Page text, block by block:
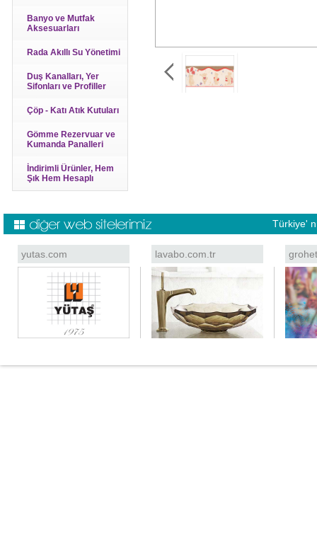
Banyo ve Mutfak
Aksesuarları
Rada Akıllı Su Yönetimi
Duş Kanalları, Yer
Sifonları ve Profiller
Çöp - Katı Atık Kutuları
Gömme Rezervuar ve
Kumanda Panalleri
İndirimli Ürünler, Hem
Şık Hem Hesaplı
Türkiye'
yutas.com lavabo.com.tr